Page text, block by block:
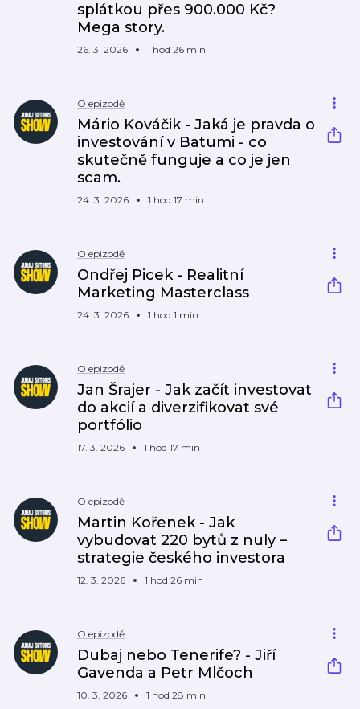
splátkou přes 900.000 Kč?
Mega story.
26. 3. 2026 1 hod 26 min
O epizodě
Mário Kováčik - Jaká je pravda o
investování v Batumi - co
skutečně funguje a co je jen
scam.
24. 3. 2026 1 hod 17 min
O epizodě
Ondřej Picek - Realitní
Marketing Masterclass
24. 3. 2026 1 hod 1 min
O epizodě
Jan Šrajer - Jak začít investovat
do akcií a diverzifikovat své
portfólio
17. 3. 2026 1 hod 17 min
O epizodě
Martin Kořenek - Jak
vybudovat 220 bytů z nuly –
strategie českého investora
12. 3. 2026 1 hod 26 min
O epizodě
Dubaj nebo Tenerife? - Jiří
Gavenda a Petr Mlčoch
10. 3. 2026 1 hod 28 min